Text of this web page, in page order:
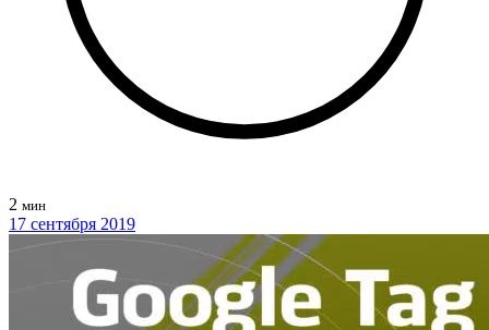
2 мин
17 сентября 2019